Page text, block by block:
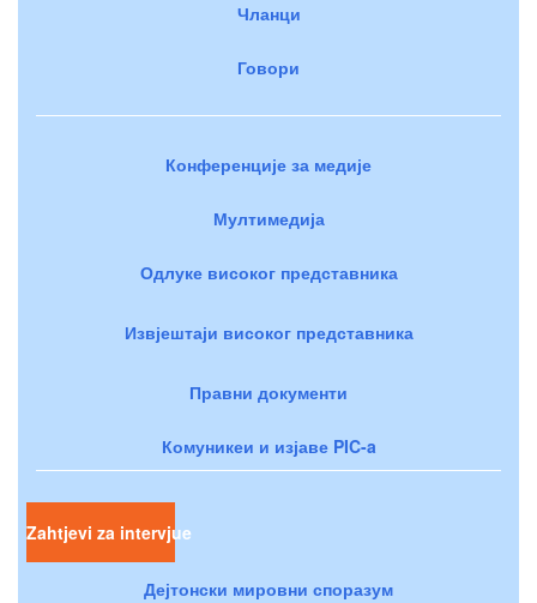
Чланци
Говори
Конференције за медије
Мултимедија
Одлуке високог представника
Извјештаји високог представника
Правни документи
Комуникеи и изјаве PIC-a
Zahtjevi za intervjue
Дејтонски мировни споразум